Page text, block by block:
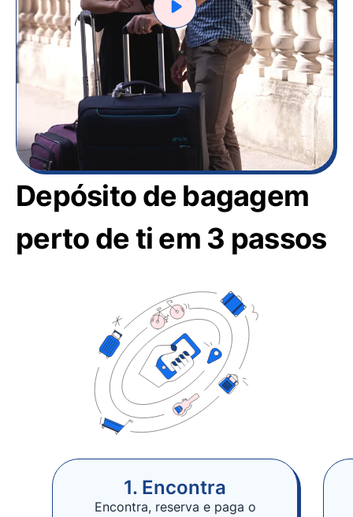
Depósito de bagagem
perto de ti em 3 passos
1. Encontra
Encontra, reserva e paga o